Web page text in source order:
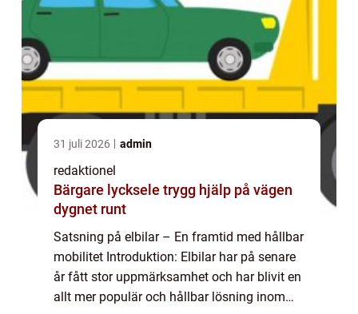
31 juli 2026 admin
redaktionel
Bärgare lycksele trygg hjälp på vägen
dygnet runt
Satsning på elbilar – En framtid med hållbar
mobilitet Introduktion: Elbilar har på senare
år fått stor uppmärksamhet och har blivit en
allt mer populär och hållbar lösning inom